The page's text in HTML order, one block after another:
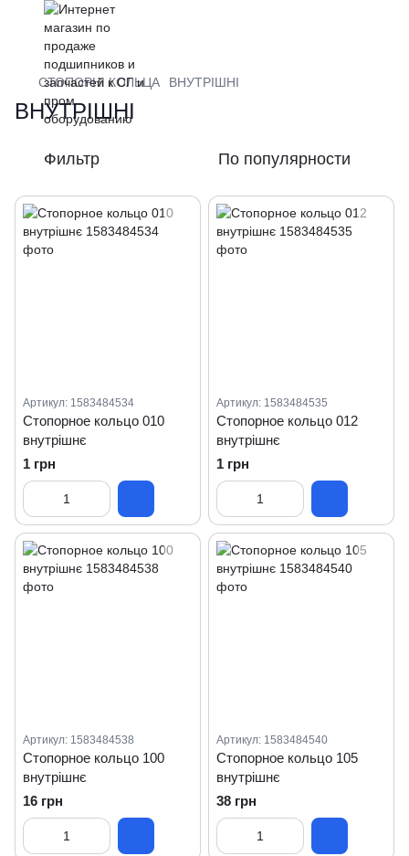
СТОПОРНІ КОЛЬЦА ВНУТРІШНІ
ВНУТРІШНІ
Фильтр По популярности
Артикул: 1583484534
Стопорное кольцо 010
внутрішнє
1 грн
Артикул: 1583484535
Стопорное кольцо 012
внутрішнє
1 грн
Артикул: 1583484538
Стопорное кольцо 100
внутрішнє
16 грн
Артикул: 1583484540
Стопорное кольцо 105
внутрішнє
38 грн